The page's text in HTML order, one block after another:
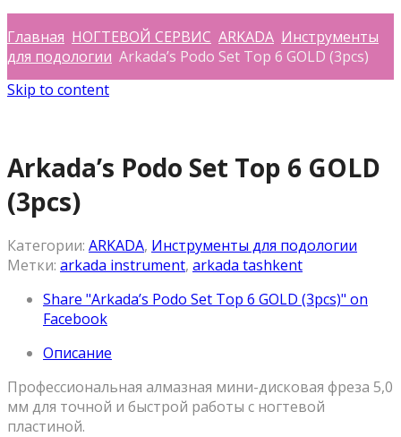
Главная НОГТЕВОЙ СЕРВИС ARKADA Инструменты
для подологии Arkada’s Podo Set Top 6 GOLD (3pcs)
Skip to content
Arkada’s Podo Set Top 6 GOLD
(3pcs)
Категории: ARKADA, Инструменты для подологии
Метки: arkada instrument, arkada tashkent
Share "Arkada’s Podo Set Top 6 GOLD (3pcs)" on
Facebook
Описание
Профессиональная алмазная мини-дисковая фреза 5,0
мм для точной и быстрой работы с ногтевой
пластиной.